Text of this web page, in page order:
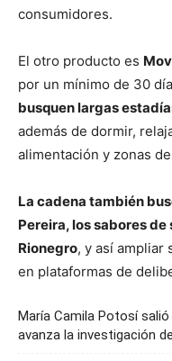
consumidores.
El otro producto es
por un mínimo de 30
busquen largas
además de dormir,
alimentación y zonas
La cadena también
Pereira, los sabores
Rionegro, y así ampliar
en plataformas de
María Camila Potosí
avanza la investigación